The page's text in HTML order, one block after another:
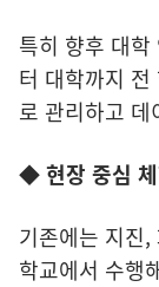
특히 향후 대
터 대학까지
로 관리하고
◆ 현장 중심 체
기존에는 지진
학교에서 수행